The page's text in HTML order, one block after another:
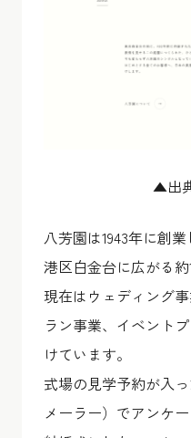
▲出
八芳園は1943年に創
港区白金台に広がる約
現在はウェディング
ラン事業、イベント
けています。
式場の見学予約が入
メーラー）でアンケ